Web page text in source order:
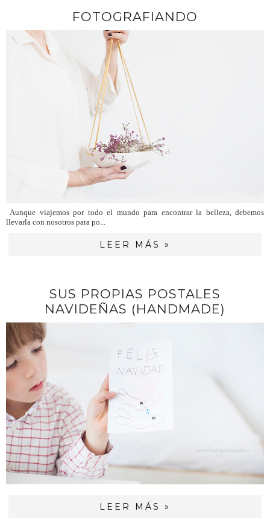
FOTOGRAFIANDO
Aunque viajemos por todo el mundo para encontrar la belleza, debemos
llevarla con nosotros para po...
LEER MÁS »
SUS PROPIAS POSTALES
NAVIDEÑAS (HANDMADE)
LEER MÁS »